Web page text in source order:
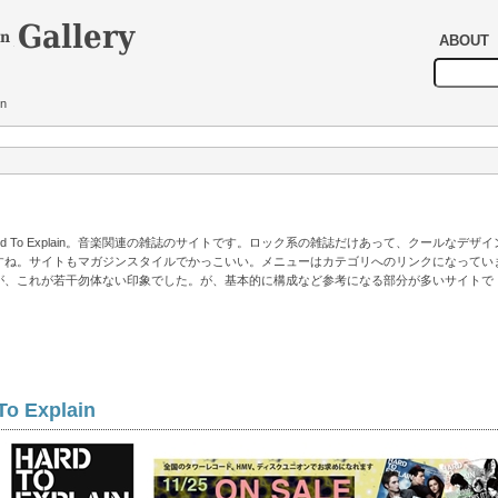
ABOUT
To Explain。音楽関連の雑誌のサイトです。ロック系の雑誌だけあって、クールなデザイ
ね。サイトもマガジンスタイルでかっこいい。メニューはカテゴリへのリンクになってい
、これが若干勿体ない印象でした。が、基本的に構成など参考になる部分が多いサイトで
Explain